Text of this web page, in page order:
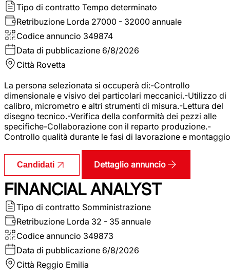
Tipo di contratto Tempo determinato
Retribuzione Lorda 27000 - 32000 annuale
Codice annuncio 349874
Data di pubblicazione 6/8/2026
Città Rovetta
La persona selezionata si occuperà di:-Controllo
dimensionale e visivo dei particolari meccanici.-Utilizzo di
calibro, micrometro e altri strumenti di misura.-Lettura del
disegno tecnico.-Verifica della conformità dei pezzi alle
specifiche-Collaborazione con il reparto produzione.-
Controllo qualità durante le fasi di lavorazione e
Candidati Dettaglio annuncio
FINANCIAL ANALYST
Tipo di contratto Somministrazione
Retribuzione Lorda 32 - 35 annuale
Codice annuncio 349873
Data di pubblicazione 6/8/2026
Città Reggio Emilia